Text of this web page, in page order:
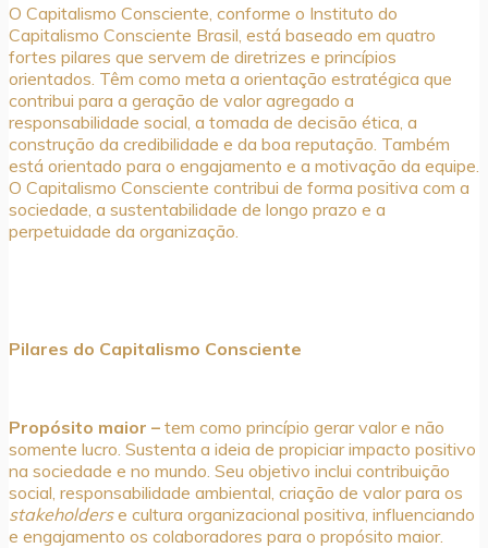
O Capitalismo Consciente, conforme o Instituto do
Capitalismo Consciente Brasil, está baseado em quatro
fortes pilares que servem de diretrizes e princípios
orientados. Têm como meta a orientação estratégica que
contribui para a geração de valor agregado a
responsabilidade social, a tomada de decisão ética, a
construção da credibilidade e da boa reputação. Também
está orientado para o engajamento e a motivação da equipe.
O Capitalismo Consciente contribui de forma positiva com a
sociedade, a sustentabilidade de longo prazo e a
perpetuidade da organização.
Pilares do Capitalismo Consciente
Propósito maior – tem como princípio gerar valor e não
somente lucro. Sustenta a ideia de propiciar impacto positivo
na sociedade e no mundo. Seu objetivo inclui contribuição
social, responsabilidade ambiental, criação de valor para os
stakeholderse cultura organizacional positiva, influenciando
e engajamento os colaboradores para o propósito maior.